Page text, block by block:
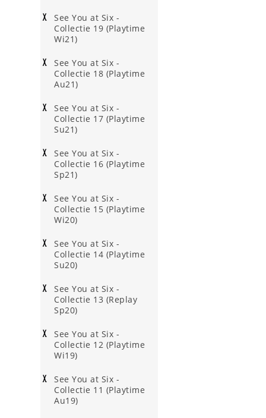
See You at Six -
Collectie 19 (Playtime
Wi21)
See You at Six -
Collectie 18 (Playtime
Au21)
See You at Six -
Collectie 17 (Playtime
Su21)
See You at Six -
Collectie 16 (Playtime
Sp21)
See You at Six -
Collectie 15 (Playtime
Wi20)
See You at Six -
Collectie 14 (Playtime
Su20)
See You at Six -
Collectie 13 (Replay
Sp20)
See You at Six -
Collectie 12 (Playtime
Wi19)
See You at Six -
Collectie 11 (Playtime
Au19)